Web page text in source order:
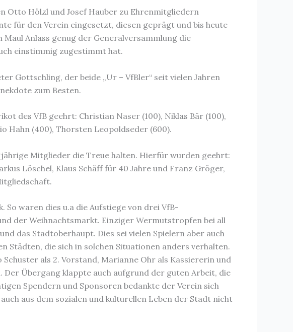
Otto Hölzl und Josef Hauber zu Ehrenmitgliedern
für den Verein eingesetzt, diesen geprägt und bis heute
Anlass genug der Generalversammlung die
einstimmig zugestimmt hat.
Gottschling, der beide „Ur – VfBler“ seit vielen Jahren
zum Besten.
des VfB geehrt: Christian Naser (100), Niklas Bär (100),
Hahn (400), Thorsten Leopoldseder (600).
Mitglieder die Treue halten. Hierfür wurden geehrt:
Löschel, Klaus Schäff für 40 Jahre und Franz Gröger,
waren dies u.a die Aufstiege von drei VfB-
der Weihnachtsmarkt. Einziger Wermutstropfen bei all
das Stadtoberhaupt. Dies sei vielen Spielern aber auch
Städten, die sich in solchen Situationen anders verhalten.
als 2. Vorstand, Marianne Ohr als Kassiererin und
Übergang klappte auch aufgrund der guten Arbeit, die
Spendern und Sponsoren bedankte der Verein sich
aus dem sozialen und kulturellen Leben der Stadt nicht